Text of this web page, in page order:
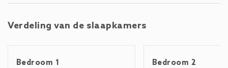
(tabbladen), broodrooster en een waterkoker. Centrale
de juiste temperatuur. Strijkijzer, wasmachine en droger
(district Zell am See). Restaurants en winkels zijn op
Verdeling van de slaapkamers
Bedroom 1
Bedroom 2